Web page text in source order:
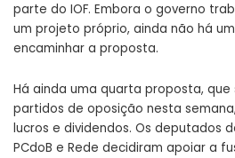
parte do IOF. Embora o governo
um projeto próprio, ainda não há
encaminhar a proposta.
Há ainda uma quarta proposta,
partidos de oposição nesta
lucros e dividendos. Os deputados do
PCdoB e Rede decidiram apoiar a